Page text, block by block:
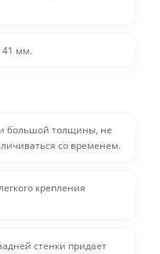
41 мм.
большой толщины, не
со временем.
крепления
стенки придает